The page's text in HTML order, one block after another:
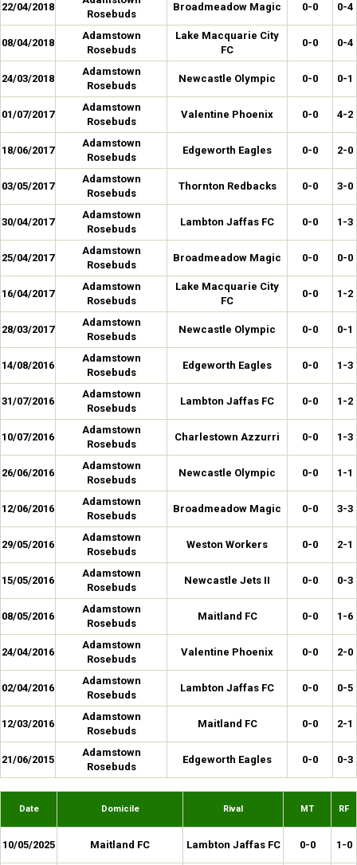
22/04/2018
Rosebuds
Broadmeadow Magic 0-0 0-4
08/04/2018
Adamstown
Rosebuds
Lake Macquarie City
FC
0-0 0-4
24/03/2018
Adamstown
Rosebuds
Newcastle Olympic 0-0 0-1
01/07/2017
Adamstown
Rosebuds
Valentine Phoenix 0-0 4-2
18/06/2017
Adamstown
Rosebuds
Edgeworth Eagles 0-0 2-0
03/05/2017
Adamstown
Rosebuds
Thornton Redbacks 0-0 3-0
30/04/2017
Adamstown
Rosebuds
Lambton Jaffas FC 0-0 1-3
25/04/2017
Adamstown
Rosebuds
Broadmeadow Magic 0-0 0-0
16/04/2017
Adamstown
Rosebuds
Lake Macquarie City
FC
0-0 1-2
28/03/2017
Adamstown
Rosebuds
Newcastle Olympic 0-0 0-1
14/08/2016
Adamstown
Rosebuds
Edgeworth Eagles 0-0 1-3
31/07/2016
Adamstown
Rosebuds
Lambton Jaffas FC 0-0 1-2
10/07/2016
Adamstown
Rosebuds
Charlestown Azzurri 0-0 1-3
26/06/2016
Adamstown
Rosebuds
Newcastle Olympic 0-0 1-1
12/06/2016
Adamstown
Rosebuds
Broadmeadow Magic 0-0 3-3
29/05/2016
Adamstown
Rosebuds
Weston Workers 0-0 2-1
15/05/2016
Adamstown
Rosebuds
Newcastle Jets II 0-0 0-3
08/05/2016
Adamstown
Rosebuds
Maitland FC 0-0 1-6
24/04/2016
Adamstown
Rosebuds
Valentine Phoenix 0-0 2-0
02/04/2016
Adamstown
Rosebuds
Lambton Jaffas FC 0-0 0-5
12/03/2016
Adamstown
Rosebuds
Maitland FC 0-0 2-1
21/06/2015
Adamstown
Rosebuds
Edgeworth Eagles 0-0 0-3
Date Domicile Rival MT RF
10/05/2025 Maitland FC Lambton Jaffas FC 0-0 1-0